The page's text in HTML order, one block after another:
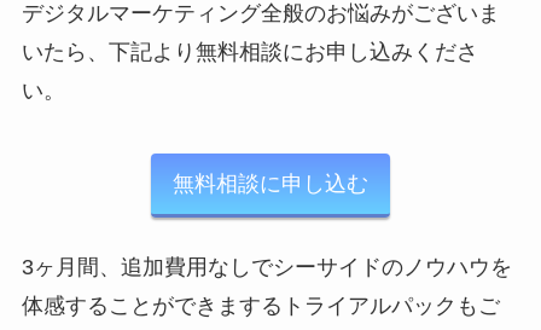
デジタルマーケティング全般のお悩みがございま
いたら、下記より無料相談にお申し込みくださ
い。
無料相談に申し込む
3ヶ月間、追加費用なしでシーサイドのノウハウを
体感することができまするトライアルパックもご